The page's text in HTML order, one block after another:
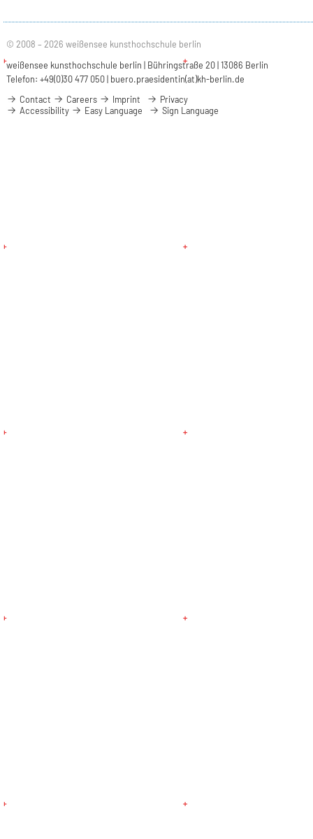
© 2008 – 2026 weißensee kunsthochschule berlin
weißensee kunsthochschule berlin | Bühringstraße 20 | 13086 Berlin
Telefon: +49(0)30 477 050 | buero.praesidentin(at)kh-berlin.de
Contact
Careers Imprint
Privacy
Accessibility
Easy Language Sign Language